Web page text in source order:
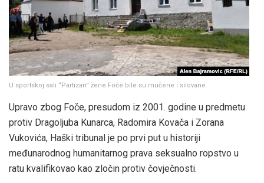
U sportskoj sali “Partizan” žene Foče bile su mučene i silovane.
Upravo zbog Foče, presudom iz 2001. godine u predmetu
protiv Dragoljuba Kunarca, Radomira Kovača i Zorana
Vukovića, Haški tribunal je po prvi put u historiji
međunarodnog humanitarnog prava seksualno ropstvo u
ratu kvalifikovao kao zločin protiv čovječnosti.